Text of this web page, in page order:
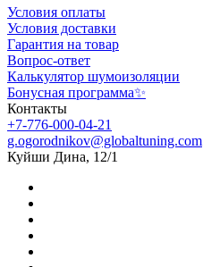
Условия оплаты
Условия доставки
Гарантия на товар
Вопрос-ответ
Калькулятор шумоизоляции
Бонусная программа✨
Контакты
+7-776-000-04-21
g.ogorodnikov@globaltuning.com
Куйши Дина, 12/1